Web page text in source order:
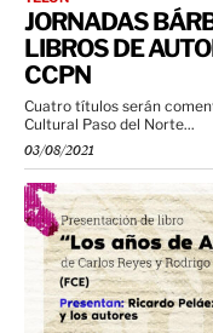
JORNADAS
LIBROS DE
CCPN
Cuatro títulos serán
Cultural Paso del Norte...
03/08/2021